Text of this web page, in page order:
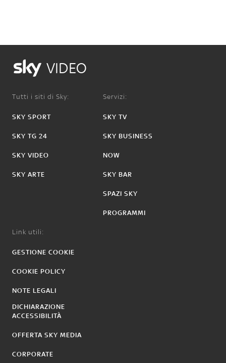
VIDEO
Tutti i siti di Sky:
SKY SPORT
SKY TG 24
SKY VIDEO
SKY ARTE
Servizi:
SKY TV
SKY BUSINESS
NOW
SKY BAR
SPAZI SKY
PROGRAMMI
Link utili:
GESTIONE COOKIE
COOKIE POLICY
NOTE LEGALI
DICHIARAZIONE
ACCESSIBILITÀ
OFFERTA SKY MEDIA
CORPORATE